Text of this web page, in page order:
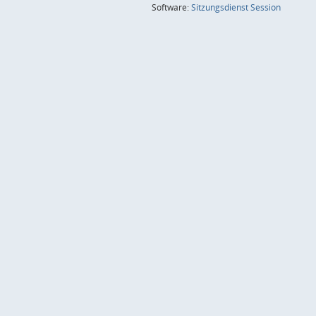
Software:SitzungsdienstSession(Wird in